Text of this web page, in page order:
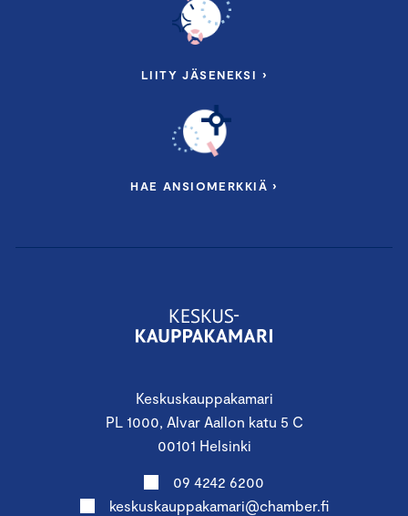
Keskuskauppakamari
PL 1000, Alvar Aallon katu 5 C
00101 Helsinki
09 4242 6200
keskuskauppakamari@chamber.fi
LIITY JÄSENEKSI ›
HAE ANSIOMERKKIÄ ›